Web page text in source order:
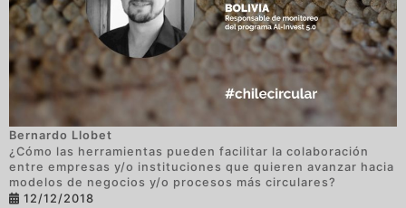
Bernardo Llobet
¿Cómo las herramientas pueden facilitar la colaboración
entre empresas y/o instituciones que quieren avanzar hacia
modelos de negocios y/o procesos más circulares?
12/12/2018